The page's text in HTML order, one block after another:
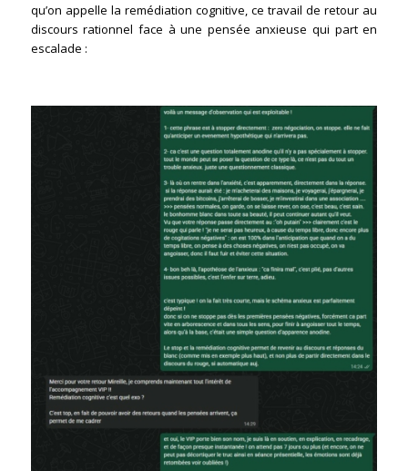
qu’on appelle la remédiation cognitive, ce travail de retour au
discours rationnel face à une pensée anxieuse qui part en
escalade :